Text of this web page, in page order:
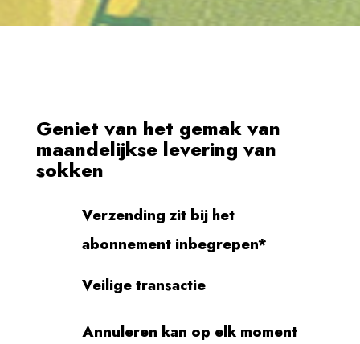
Geniet van het gemak van
maandelijkse levering van
sokken
Verzending zit bij het
abonnement inbegrepen*
Veilige transactie
Annuleren kan op elk moment